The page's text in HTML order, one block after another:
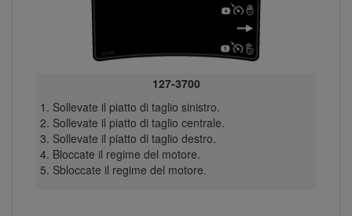
127-3700
Sollevate il piatto di taglio sinistro.
Sollevate il piatto di taglio centrale.
Sollevate il piatto di taglio destro.
Bloccate il regime del motore.
Sbloccate il regime del motore.